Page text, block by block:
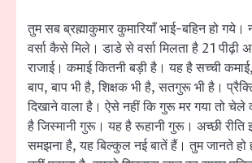
तुम सब ब्रह्माकुमार कुमारियाँ भाई-बहिन हो गये।
वर्सा कैसे मिले। डाडे से वर्सा मिलता है 21 पीढ़ी
राजाई। कमाई कितनी बड़ी है। यह है सच्ची कमाई,
बाप, बाप भी है, शिक्षक भी है, सतगुरू भी है।
दिखाने वाला है। ऐसे नहीं कि गुरू मर गया तो चेले
है जिस्मानी गुरू। यह है रूहानी गुरू। अच्छी रीति
समझना है, यह बिल्कुल नई बातें हैं। तुम जानते हो